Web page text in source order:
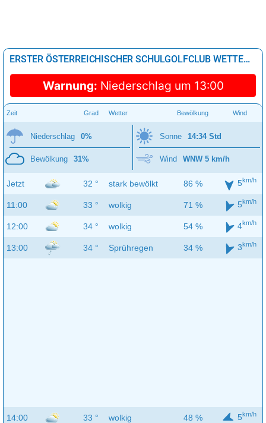
ERSTER ÖSTERREICHISCHER SCHULGOLFCLUB WETTER 24 STUNDEN
Warnung: Niederschlag um 13:00
Zeit Grad Wetter Bewölkung Wind
Niederschlag 0%
Bewölkung 31%
Sonne 14:34 Std
Wind WNW 5 km/h
Jetzt 32 ° stark bewölkt 86 % 5km/h
11:00 33 ° wolkig 71 % 5km/h
12:00 34 ° wolkig 54 % 4km/h
13:00 34 ° Sprühregen 34 % 3km/h
14:00 33 ° wolkig 48 % 5km/h